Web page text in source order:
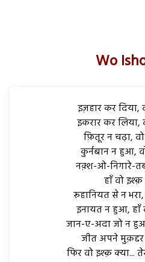
Wo
इज़हार कर दिया,
इकरार कर लिया,
फ़ितूर न चढ़ा,
कुर्नबान न हुआ,
नक़्श-ओ-निगारे-
हाँ वो इश्क़
रूहानियत से न
इनायत न हुआ, हाँ
जान-ए-अदा जो न
जीत अपने
फिर वो इश्क़ क्या...